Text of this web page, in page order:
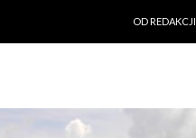
OD REDAKCJI